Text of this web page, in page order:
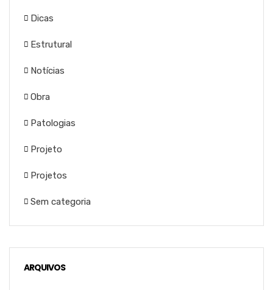
Dicas
Estrutural
Notícias
Obra
Patologias
Projeto
Projetos
Sem categoria
ARQUIVOS